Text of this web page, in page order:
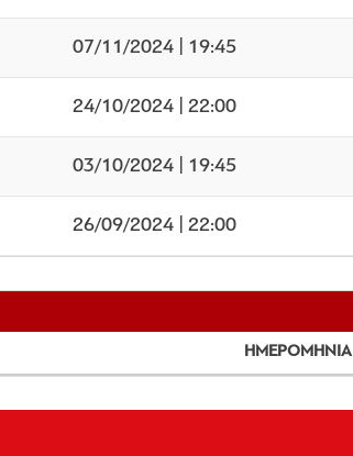
07/11/2024 | 19:45
24/10/2024 | 22:00
03/10/2024 | 19:45
26/09/2024 | 22:00
ΗΜΕΡΟΜΗΝΙΑ